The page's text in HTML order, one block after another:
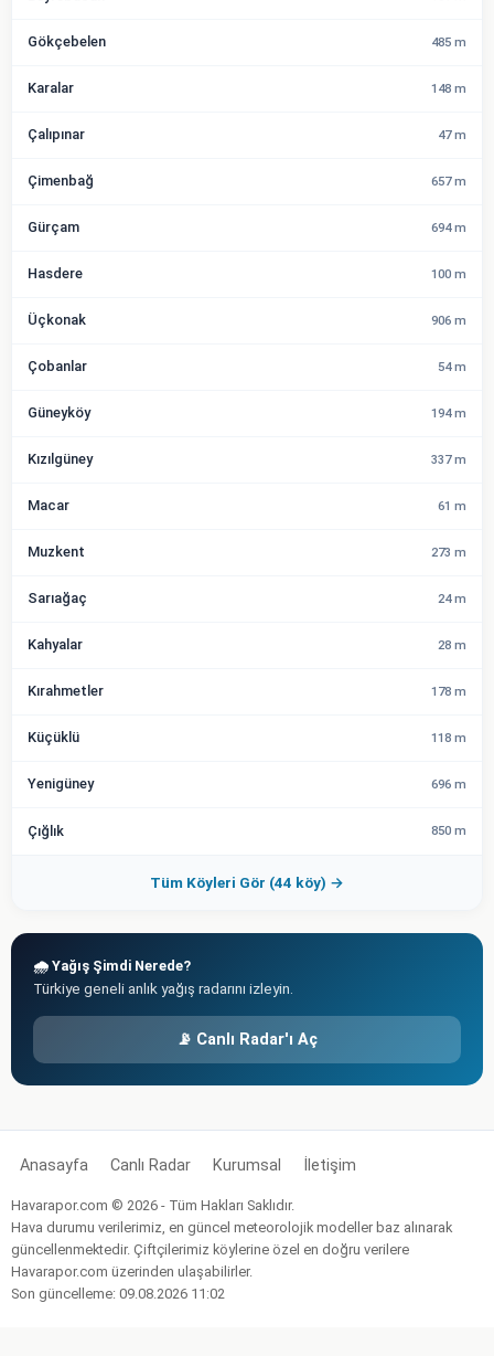
Gökçebelen 485 m
Karalar 148 m
Çalıpınar 47 m
Çimenbağ 657 m
Gürçam 694 m
Hasdere 100 m
Üçkonak 906 m
Çobanlar 54 m
Güneyköy 194 m
Kızılgüney 337 m
Macar 61 m
Muzkent 273 m
Sarıağaç 24 m
Kahyalar 28 m
Kırahmetler 178 m
Küçüklü 118 m
Yenigüney 696 m
Çığlık 850 m
Tüm Köyleri Gör (44 köy) →
🌧️ Yağış Şimdi Nerede?
Türkiye geneli anlık yağış radarını izleyin.
📡 Canlı Radar'ı Aç
Anasayfa Canlı Radar Kurumsal İletişim
Havarapor.com © 2026 - Tüm Hakları Saklıdır.
Hava durumu verilerimiz, en güncel meteorolojik modeller baz alınarak
güncellenmektedir. Çiftçilerimiz köylerine özel en doğru verilere
Havarapor.com üzerinden ulaşabilirler.
Son güncelleme: 09.08.2026 11:02